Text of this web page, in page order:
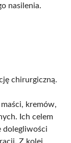
nasilenia.
chirurgiczną.
kremów,
Ich celem
dolegliwości
Z kolei